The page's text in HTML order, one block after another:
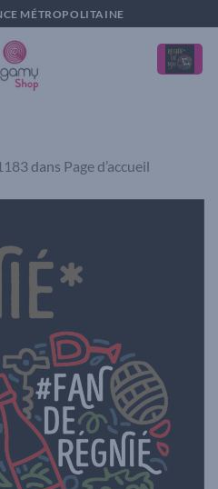
MÉTROPOLITAINE
dans Page d’accueil